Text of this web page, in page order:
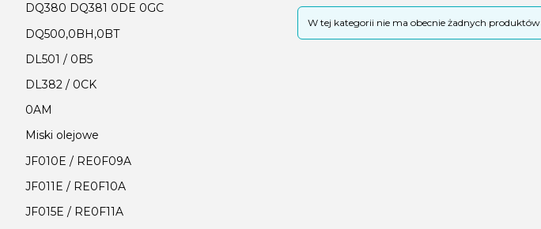
DQ380 DQ381 0DE 0GC
DQ500,0BH,0BT
DL501 / 0B5
DL382 / 0CK
0AM
Miski olejowe
JF010E / RE0F09A
JF011E / RE0F10A
JF015E / RE0F11A
Lista produktów
W tej kategorii nie ma obecnie żadnych produktów